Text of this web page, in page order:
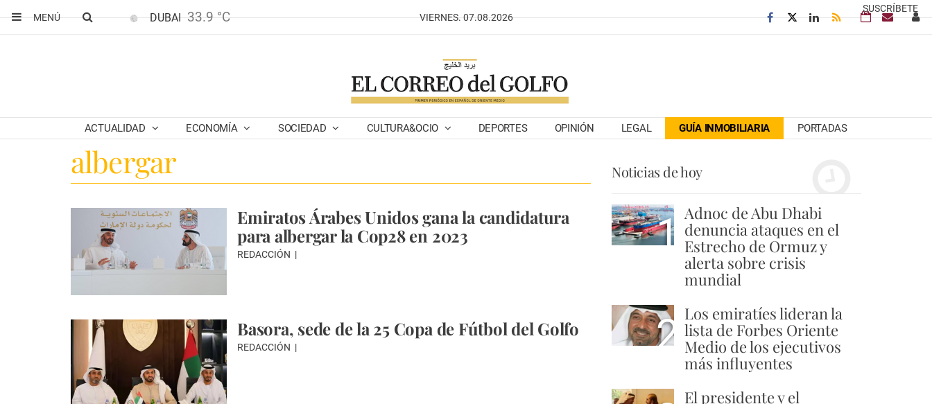
SUSCRÍBETE
MENÚ
DUBAI 33.9 °C VIERNES. 07.08.2026
ACTUALIDAD ECONOMÍA SOCIEDAD CULTURA&OCIO DEPORTES OPINIÓN LEGAL GUÍA INMOBILIARIA PORTADAS
albergar
Emiratos Árabes Unidos gana la candidatura
para albergar la Cop28 en 2023
REDACCIÓN
Basora, sede de la 25 Copa de Fútbol del Golfo
REDACCIÓN
Noticias de hoy
1 Adnoc de Abu Dhabi
denuncia ataques en el
Estrecho de Ormuz y
alerta sobre crisis
mundial
2 Los emiratíes lideran la
lista de Forbes Oriente
Medio de los ejecutivos
más influyentes
El presidente y el